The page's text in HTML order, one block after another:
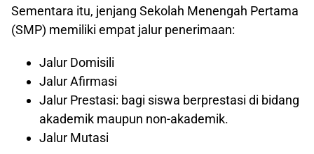
Sementara itu, jenjang Sekolah Menengah Pertama
(SMP) memiliki empat jalur penerimaan:
Jalur Domisili
Jalur Afirmasi
Jalur Prestasi: bagi siswa berprestasi di bidang
akademik maupun non-akademik.
Jalur Mutasi